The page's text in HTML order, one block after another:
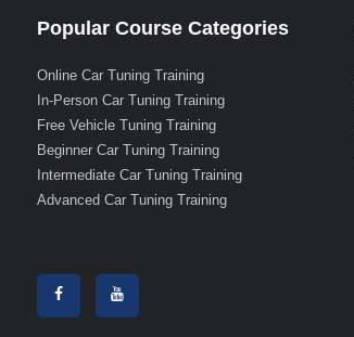
Popular Course Categories
Online Car Tuning Training
In-Person Car Tuning Training
Free Vehicle Tuning Training
Beginner Car Tuning Training
Intermediate Car Tuning Training
Advanced Car Tuning Training